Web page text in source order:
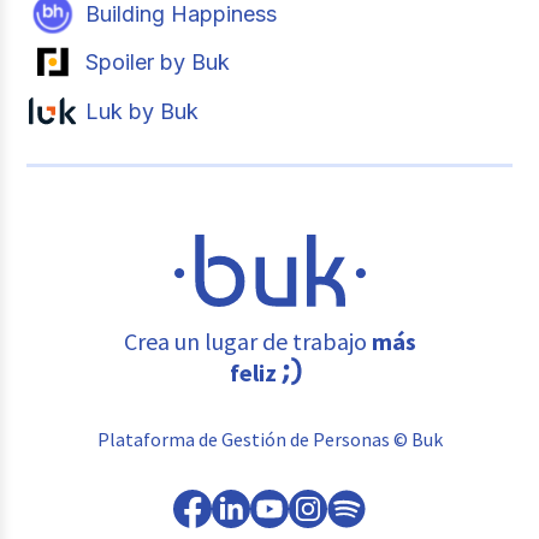
Building Happiness
Spoiler by Buk
Luk by Buk
Crea un lugar de trabajo más
feliz
Plataforma de Gestión de Personas © Buk